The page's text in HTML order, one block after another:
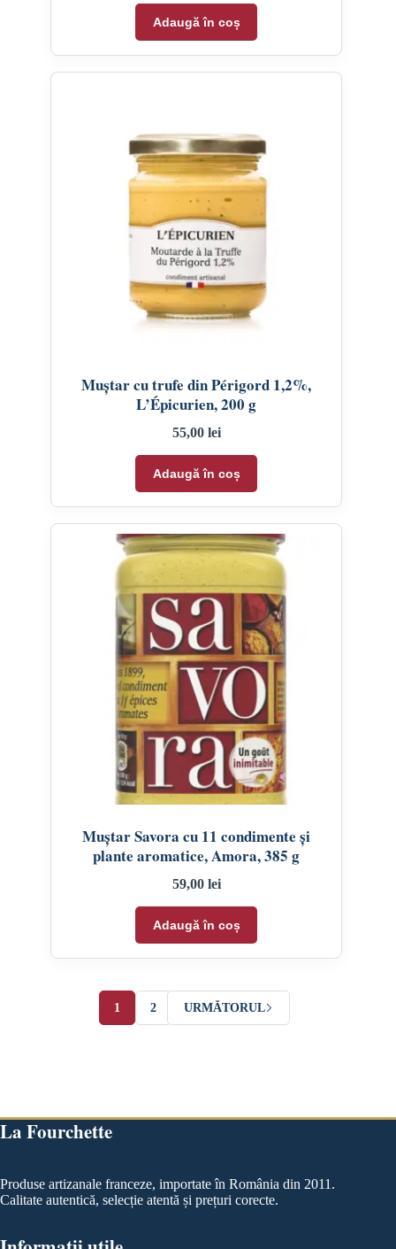
Adaugă în coș
Muștar cu trufe din Périgord 1,2%,
L’Épicurien, 200 g
55,00 lei
Adaugă în coș
Muștar Savora cu 11 condimente și
plante aromatice, Amora, 385 g
59,00 lei
Adaugă în coș
1 2 URMĂTORUL
La Fourchette
Produse artizanale franceze, importate în România din 2011.
Calitate autentică, selecție atentă și prețuri corecte.